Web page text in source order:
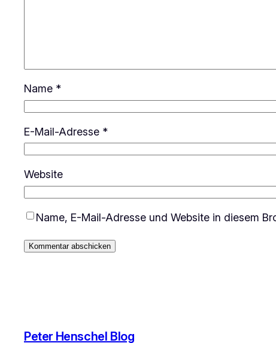
Name *
E-Mail-Adresse *
Website
Name, E-Mail-Adresse und Website in diesem
Peter Henschel Blog